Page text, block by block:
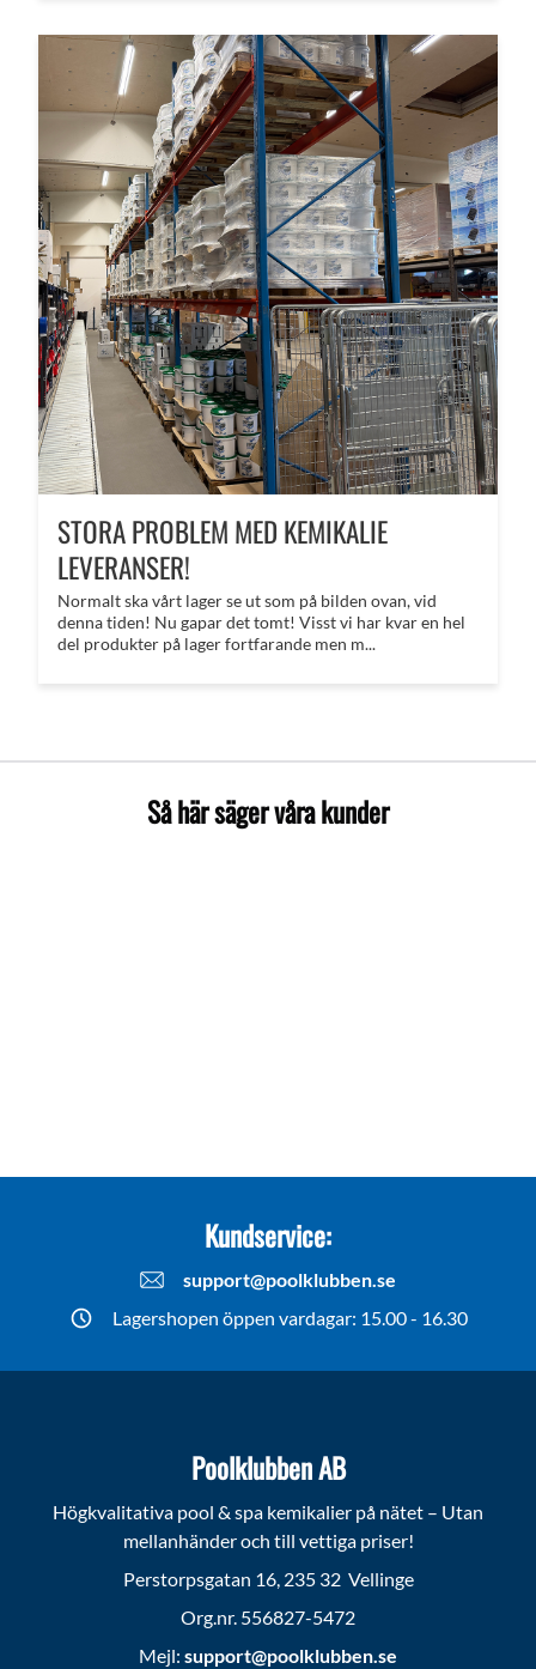
STORA PROBLEM MED KEMIKALIE
LEVERANSER!
Normalt ska vårt lager se ut som på bilden ovan, vid
denna tiden! Nu gapar det tomt! Visst vi har kvar en hel
del produkter på lager fortfarande men m...
Så här säger våra kunder
Kundservice:
support@poolklubben.se
Lagershopen öppen vardagar: 15.00 - 16.30
Poolklubben AB
Högkvalitativa pool & spa kemikalier på nätet – Utan
mellanhänder och till vettiga priser!
Perstorpsgatan 16, 235 32 Vellinge
Org.nr. 556827-5472
Mejl: support@poolklubben.se